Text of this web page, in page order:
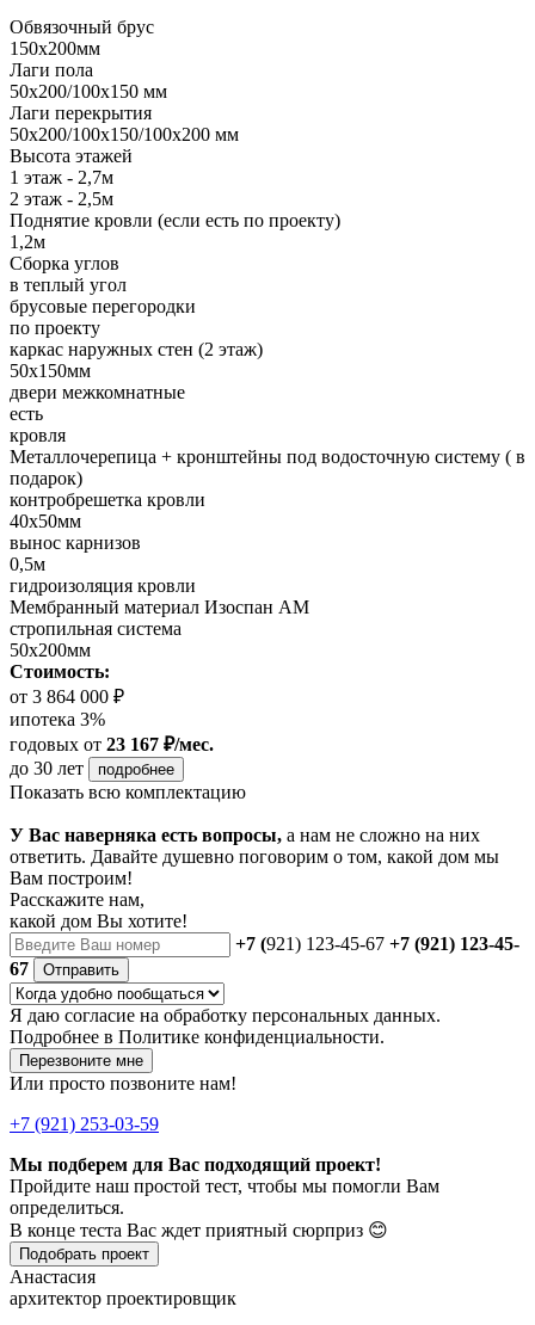
Обвязочный брус
150х200мм
Лаги пола
50х200/100х150 мм
Лаги перекрытия
50х200/100х150/100х200 мм
Высота этажей
1 этаж - 2,7м
2 этаж - 2,5м
Поднятие кровли (если есть по проекту)
1,2м
Сборка углов
в теплый угол
брусовые перегородки
по проекту
каркас наружных стен (2 этаж)
50х150мм
двери межкомнатные
есть
кровля
Металлочерепица + кронштейны под водосточную систему ( в
подарок)
контробрешетка кровли
40х50мм
вынос карнизов
0,5м
гидроизоляция кровли
Мембранный материал Изоспан АМ
стропильная система
50х200мм
Стоимость:
от 3 864 000 ₽
ипотека 3%
годовых от 23 167 ₽/мес.
до 30 лет
подробнее
Показать всю комплектацию
У Вас наверняка есть вопросы, а нам не сложно на них
ответить. Давайте душевно поговорим о том, какой дом мы
Вам построим!
Расскажите нам,
какой дом Вы хотите!
+7 (921) 123-45-67 +7 (921) 123-45-
67
Отправить
Я даю согласие на обработку персональных данных.
Подробнее в Политике конфиденциальности.
Перезвоните мне
Или просто позвоните нам!
+7 (921) 253-03-59
Мы подберем для Вас подходящий проект!
Пройдите наш простой тест, чтобы мы помогли Вам
определиться.
В конце теста Вас ждет приятный сюрприз 😊
Подобрать проект
Анастасия
архитектор проектировщик